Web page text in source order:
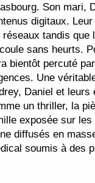
Son mari,
digitaux.
réseaux tandis
sans heurts.
bientôt percuté
Une
Daniel et leurs
un thriller, la
exposée sur
diffusés en
soumis à des